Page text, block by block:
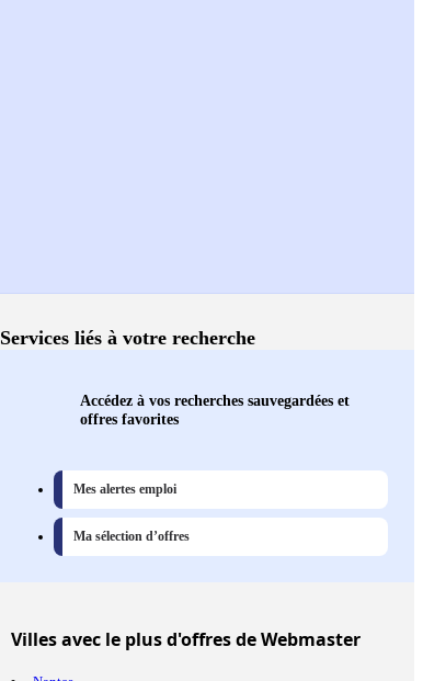
Services liés à votre recherche
Accédez à vos recherches sauvegardées et
offres favorites
Mes alertes emploi
Ma sélection d’offres
Villesavec le plus d'offres de Webmaster